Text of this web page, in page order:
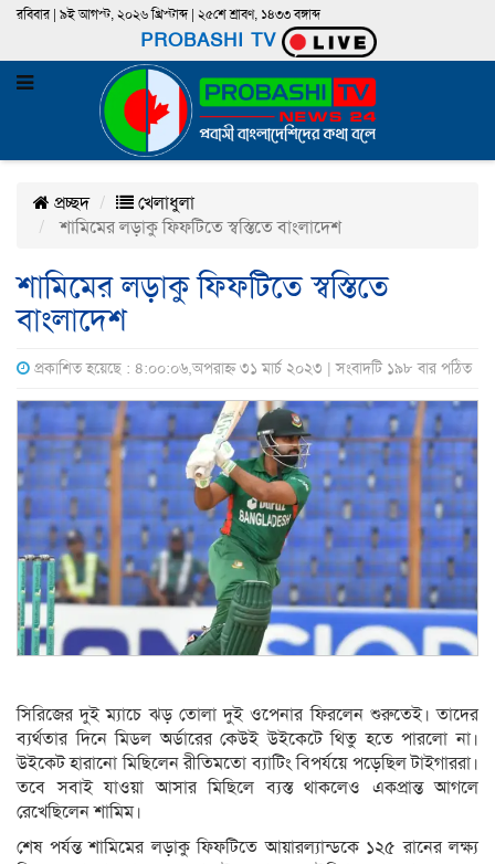
রবিবার | ৯ই আগস্ট, ২০২৬ খ্রিস্টাব্দ | ২৫শে শ্রাবণ, ১৪৩৩ বঙ্গাব্দ
PROBASHI TV
প্রচ্ছদ
খেলাধুলা
শামিমের লড়াকু ফিফটিতে স্বস্তিতে বাংলাদেশ
শামিমের লড়াকু ফিফটিতে স্বস্তিতে
বাংলাদেশ
প্রকাশিত হয়েছে : ৪:০০:০৬,অপরাহ্ন ৩১ মার্চ ২০২৩ | সংবাদটি ১৯৮ বার পঠিত
সিরিজের দুই ম্যাচে ঝড় তোলা দুই ওপেনার ফিরলেন শুরুতেই। তাদের
ব্যর্থতার দিনে মিডল অর্ডারের কেউই উইকেটে থিতু হতে পারলো না।
উইকেট হারানো মিছিলেন রীতিমতো ব্যাটিং বিপর্যয়ে পড়েছিল টাইগাররা।
তবে সবাই যাওয়া আসার মিছিলে ব্যস্ত থাকলেও একপ্রান্ত আগলে
রেখেছিলেন শামিম।
শেষ পর্যন্ত শামিমের লড়াকু ফিফটিতে আয়ারল্যান্ডকে ১২৫ রানের লক্ষ্য